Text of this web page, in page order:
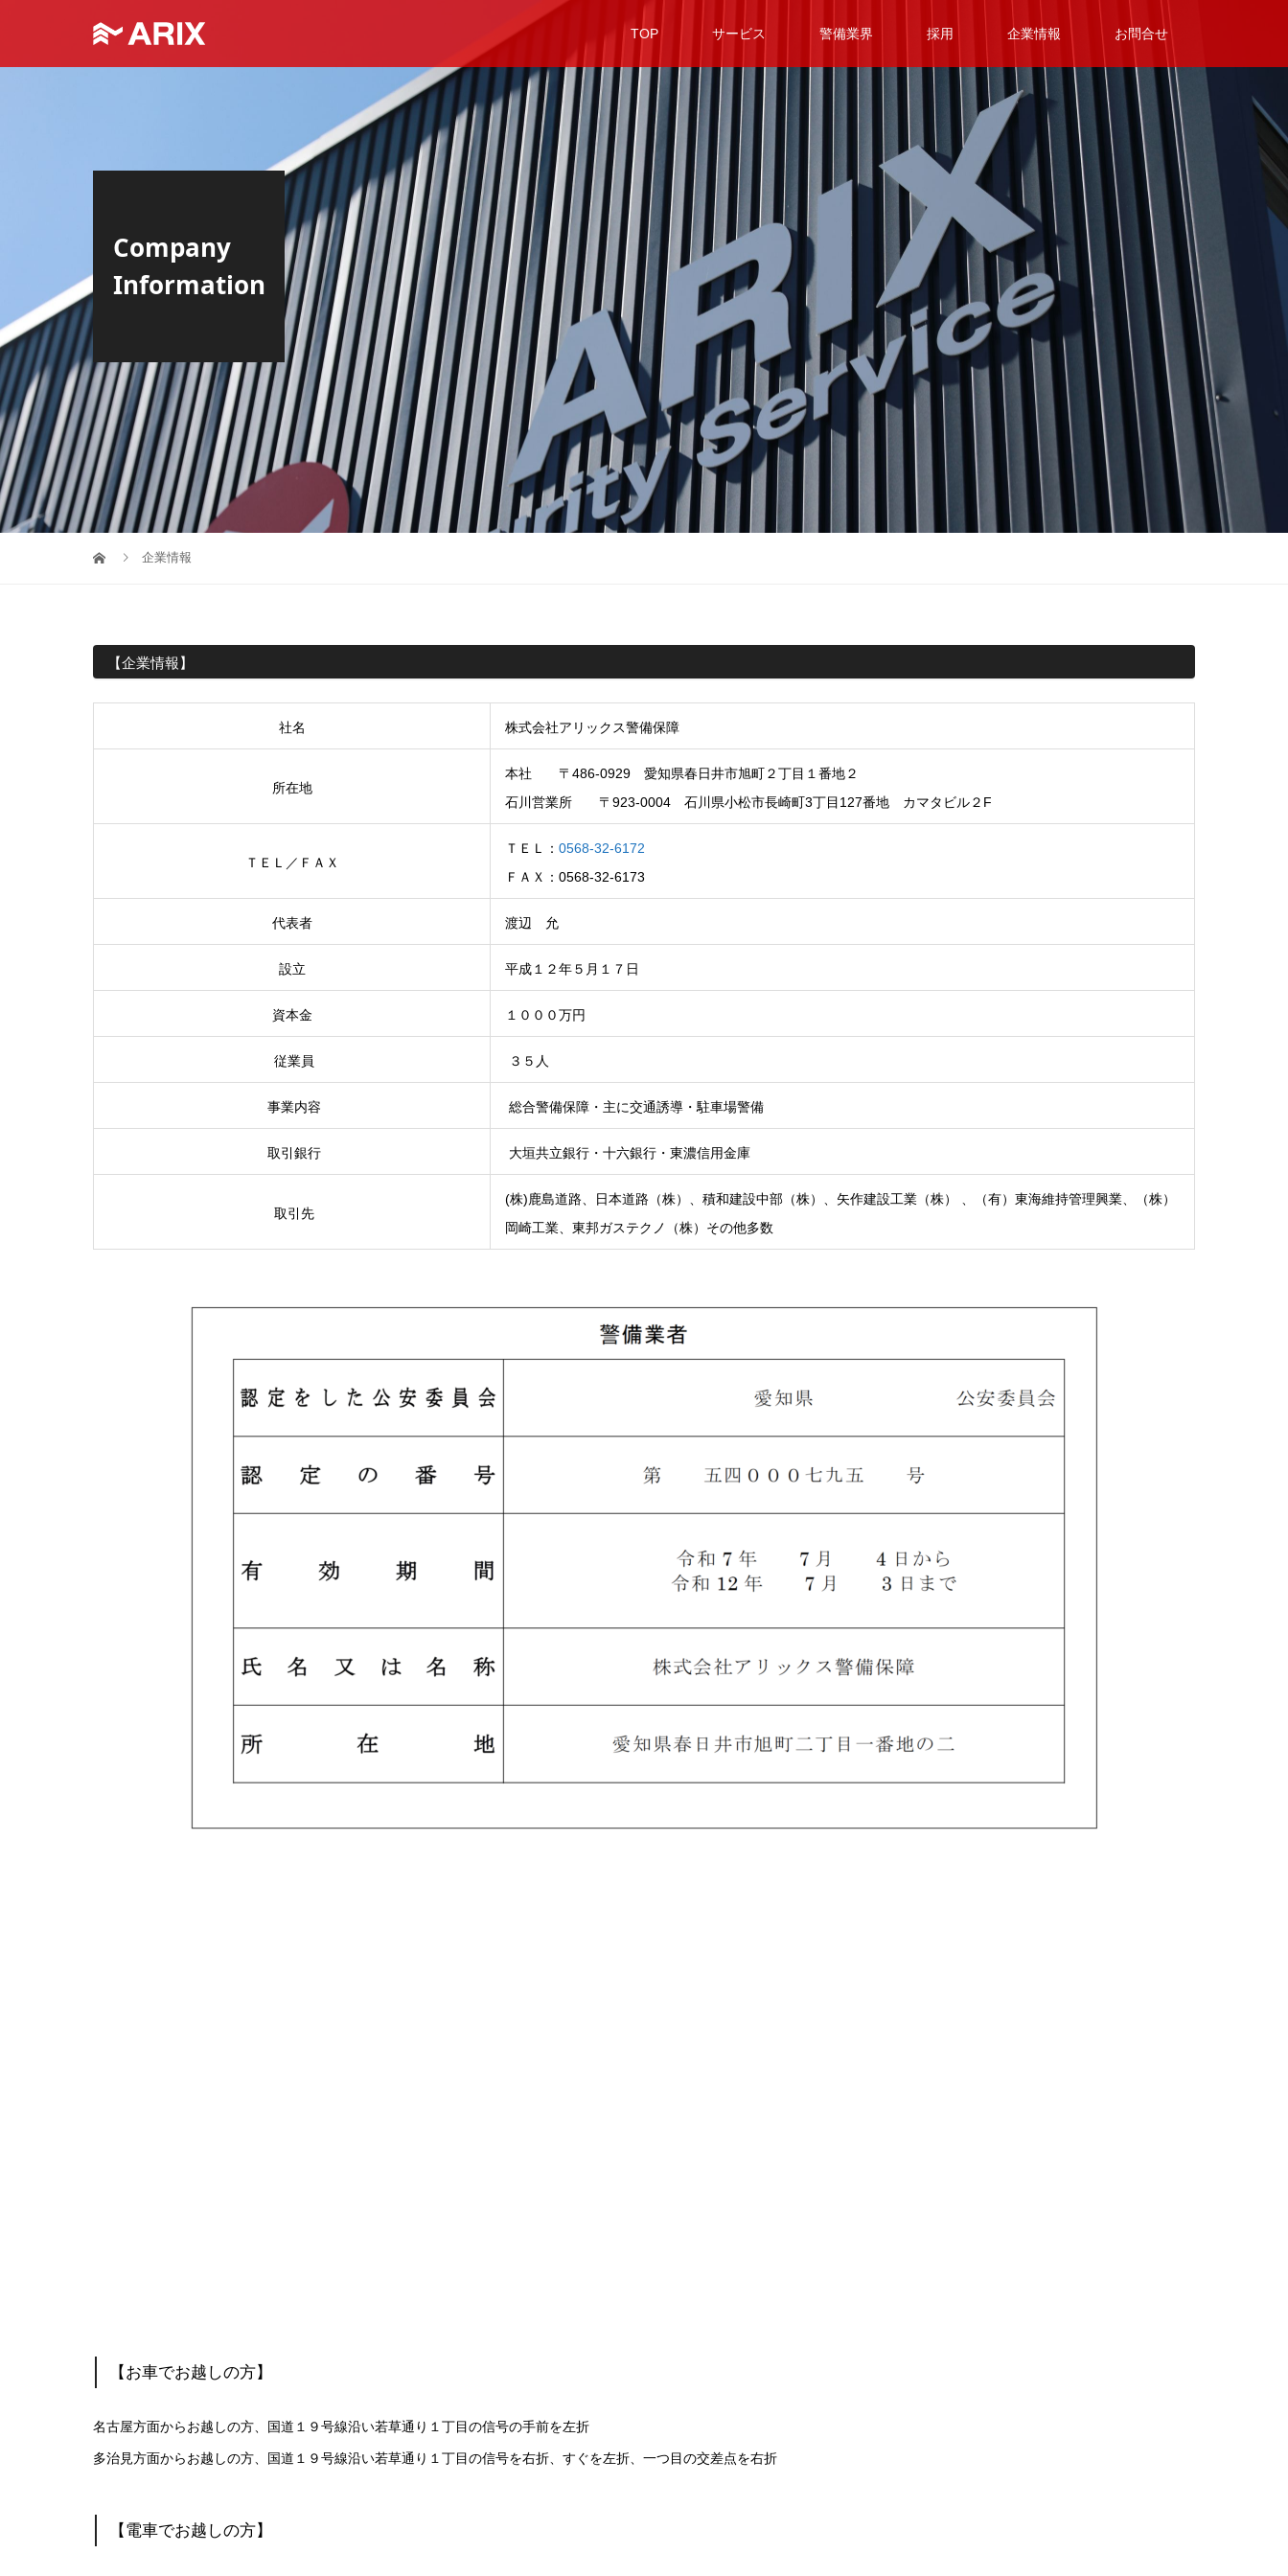
TOP サービス 警備業界 採用 企業情報 お問合せ
Company
Information
企業情報
【企業情報】
社名 株式会社アリックス警備保障
所在地
本社 〒486-0929 愛知県春日井市旭町２丁目１番地２
石川営業所 〒923-0004 石川県小松市長崎町3丁目127番地 カマタビル２F
ＴＥＬ／ＦＡＸ
ＴＥＬ： 0568-32-6172
ＦＡＸ：0568-32-6173
代表者 渡辺 允
設立 平成１２年５月１７日
資本金 １０００万円
従業員 ３５人
事業内容 総合警備保障・主に交通誘導・駐車場警備
取引銀行 大垣共立銀行・十六銀行・東濃信用金庫
取引先
(株)鹿島道路、日本道路（株）、積和建設中部（株）、矢作建設工業（株） 、（有）東海維持管理興業、（株）
岡崎工業、東邦ガステクノ（株）その他多数
【お車でお越しの方】
名古屋方面からお越しの方、国道１９号線沿い若草通り１丁目の信号の手前を左折
多治見方面からお越しの方、国道１９号線沿い若草通り１丁目の信号を右折、すぐを左折、一つ目の交差点を右折
【電車でお越しの方】